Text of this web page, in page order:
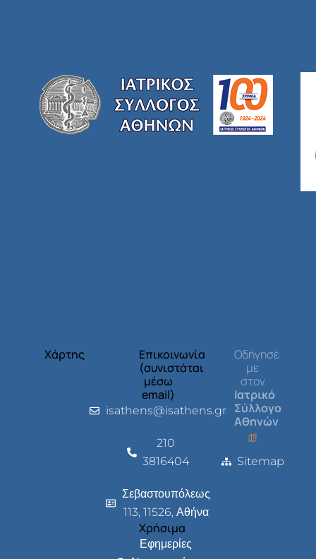
Χάρτης
Επικοινωνία
(συνιστάται
μέσω
email)
isathens@isathens.gr
210
3816404
Σεβαστουπόλεως
113, 11526, Αθήνα
Χρήσιμα
Εφημερίες
Οδήγησέ
με
στον
Ιατρικό
Σύλλογο
Αθηνών
Sitemap